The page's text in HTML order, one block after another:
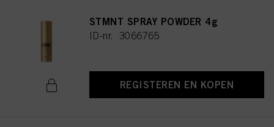
STMNT SPRAY POWDER 4g
ID-nr. 3066765
REGISTEREN EN KOPEN